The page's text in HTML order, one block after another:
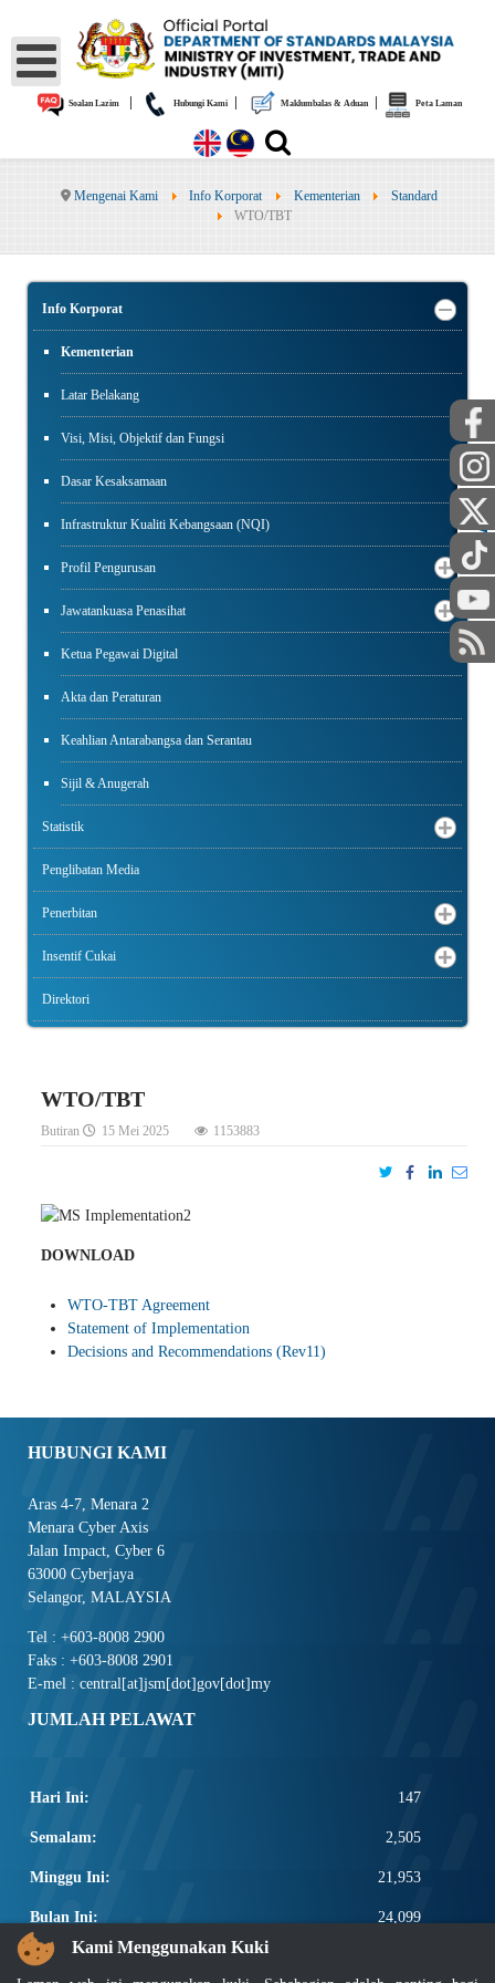
Soalan Lazim| Hubungi Kami| Maklumbalas & Aduan| Peta Laman
Mengenai Kami Info Korporat Kementerian
Standard
WTO/TBT
Info Korporat
Kementerian
Latar Belakang
Visi, Misi, Objektif dan Fungsi
Dasar Kesaksamaan
Infrastruktur Kualiti Kebangsaan (NQI)
Profil Pengurusan
Jawatankuasa Penasihat
Ketua Pegawai Digital
Akta dan Peraturan
Keahlian Antarabangsa dan Serantau
Sijil & Anugerah
Statistik
Penglibatan Media
Penerbitan
Insentif Cukai
Direktori
WTO/TBT
Butiran 15 Mei 2025 1153883
DOWNLOAD
WTO-TBT Agreement
Statement of Implementation
Decisions and Recommendations (Rev11)
HUBUNGI KAMI
Aras 4-7, Menara 2
Menara Cyber Axis
Jalan Impact, Cyber 6
63000 Cyberjaya
Selangor, MALAYSIA
Tel : +603-8008 2900
Faks : +603-8008 2901
E-mel : central[at]jsm[dot]gov[dot]my
JUMLAH PELAWAT
Hari Ini: 147
Semalam: 2,505
Minggu Ini: 21,953
Bulan Ini: 24,099
Total:
AWAM
STAF
Kami Menggunakan Kuki